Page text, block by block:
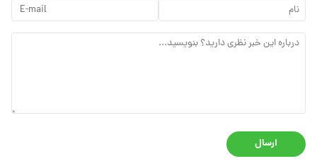
ارسال